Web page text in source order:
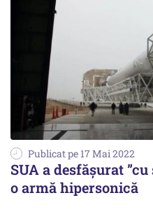
Publicat pe 17 Mai 2022
SUA a desfășurat
o armă hipersonică